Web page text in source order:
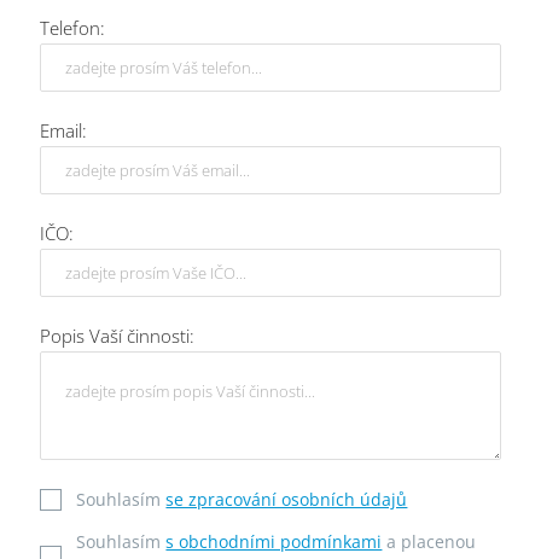
Telefon:
Email:
IČO:
Popis Vaší činnosti:
Souhlasímse zpracování osobních údajů
Souhlasíms obchodními podmínkami a placenou